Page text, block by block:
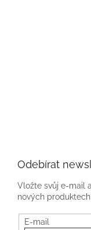
Odebírat
Vložte svůj e-mail
nových
E-mail